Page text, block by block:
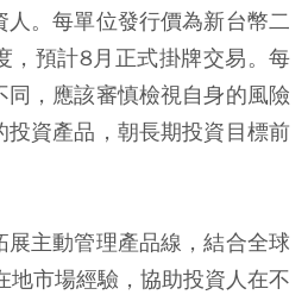
。每單位發行價為新台幣二
，預計8月正式掛牌交易。每
，應該審慎檢視自身的風險
資產品，朝長期投資目標前
主動管理產品線，結合全球
地市場經驗，協助投資人在不